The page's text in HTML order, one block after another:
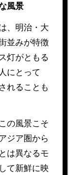
風景
、明治・大
並みが特徴
灯がともる
にとって
れることも
の風景こそ
ジア圏から
は異なるモ
て新鮮に映